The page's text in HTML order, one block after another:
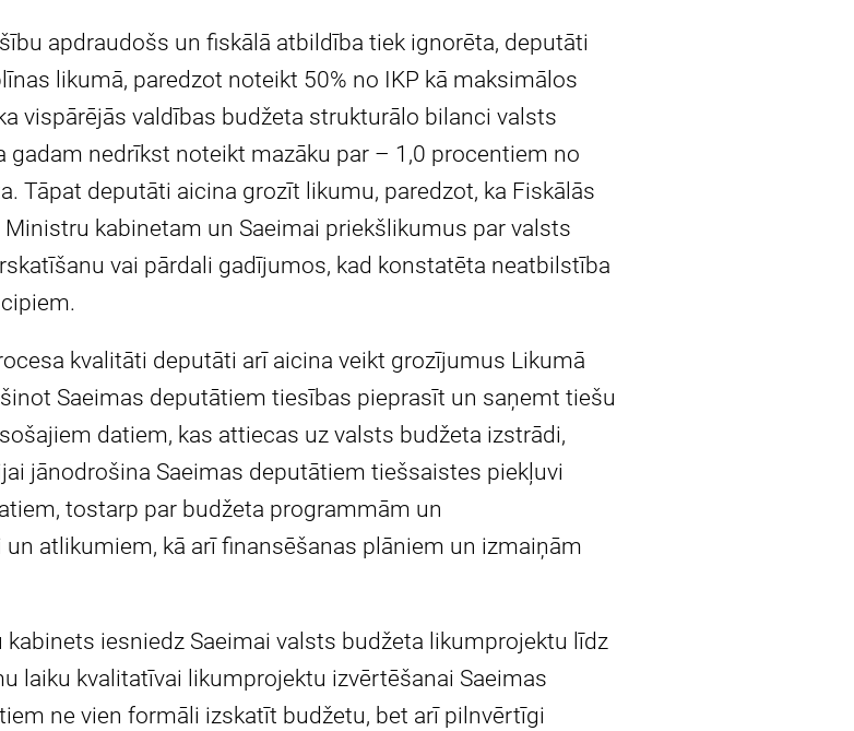
apdraudošs un fiskālā atbildība tiek ignorēta, deputāti
likumā, paredzot noteikt 50% no IKP kā maksimālos
vispārējās valdības budžeta strukturālo bilanci valsts
nedrīkst noteikt mazāku par – 1,0 procentiem no
Tāpat deputāti aicina grozīt likumu, paredzot, ka Fiskālās
kabinetam un Saeimai priekšlikumus par valsts
vai pārdali gadījumos, kad konstatēta neatbilstība
kvalitāti deputāti arī aicina veikt grozījumus Likumā
Saeimas deputātiem tiesības pieprasīt un saņemt tiešu
datiem, kas attiecas uz valsts budžeta izstrādi,
jānodrošina Saeimas deputātiem tiešsaistes piekļuvi
tostarp par budžeta programmām un
atlikumiem, kā arī finansēšanas plāniem un izmaiņām
iesniedz Saeimai valsts budžeta likumprojektu līdz
laiku kvalitatīvai likumprojektu izvērtēšanai Saeimas
ne vien formāli izskatīt budžetu, bet arī pilnvērtīgi